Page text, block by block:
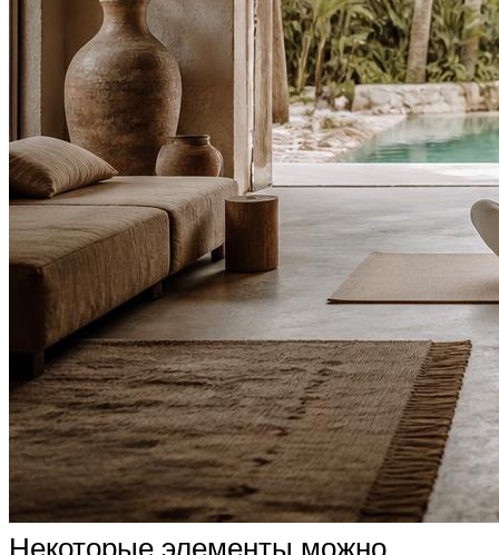
Некоторые элементы можно